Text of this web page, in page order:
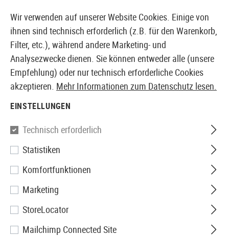
EUROPÄISCHER AIRSOFT SHOP & GROßHÄNDLER
Nitecore
NL1840 18650 Battery 3.6V
4000mAh
Wir verwenden auf unserer Website Cookies. Einige von
ihnen sind technisch erforderlich (z.B. für den Warenkorb,
Filter, etc.), während andere Marketing- und
Analysezwecke dienen. Sie können entweder alle (unsere
Empfehlung) oder nur technisch erforderliche Cookies
akzeptieren. Mehr Informationen zum Datenschutz lesen.
EINSTELLUNGEN
Technisch erforderlich
Statistiken
Komfortfunktionen
Marketing
StoreLocator
Mailchimp Connected Site